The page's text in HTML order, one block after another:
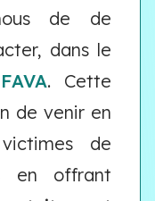
de de
dans le
. Cette
de venir en
de
en offrant